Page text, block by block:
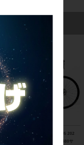
っています
★★アンカー ANCHOR RL6D 105 202
2年モデル アルミ ロードバイク 480サ